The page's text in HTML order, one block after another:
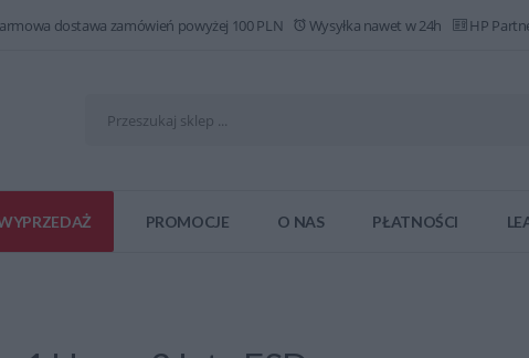
dostawa zamówień powyżej 100 PLN Wysyłka nawet w 24h HP
PROMOCJE O NAS PŁATNOŚCI